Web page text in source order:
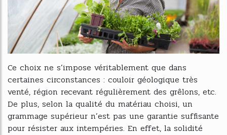
Ce choix ne s’impose véritablement que dans
certaines circonstances : couloir géologique très
venté, région recevant régulièrement des grêlons, etc.
De plus, selon la qualité du matériau choisi, un
grammage supérieur n’est pas une garantie suffisante
pour résister aux intempéries. En effet, la solidité